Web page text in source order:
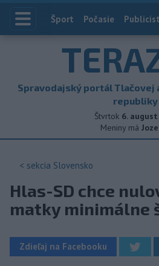
Index
Šport Počasie
Spravodajský portál Tlačovej
republiky
Štvrtok 6.
Meniny má
< sekcia Slovensko
Hlas-SD chce
matky minimálne
Zdieľaj na Facebooku